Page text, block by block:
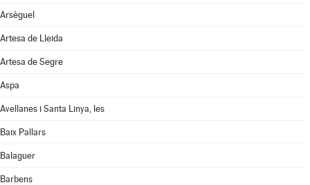
Arsèguel
Artesa de Lleida
Artesa de Segre
Aspa
Avellanes i Santa Linya, les
Baix Pallars
Balaguer
Barbens